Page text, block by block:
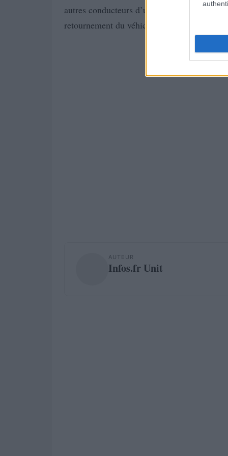
autres conducteurs d’une brusque
retournement du véhicule
AUTEUR
Infos.fr Unit